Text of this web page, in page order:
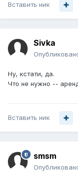
Вставить ник
Sivka
Ну, кстати, да.
Что не нужно --
Вставить ник
smsm